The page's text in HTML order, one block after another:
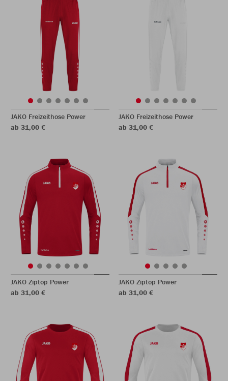
JAKO Freizeithose Power
ab 31,00 €
JAKO Freizeithose Power
ab 31,00 €
JAKO Ziptop Power
ab 31,00 €
JAKO Ziptop Power
ab 31,00 €